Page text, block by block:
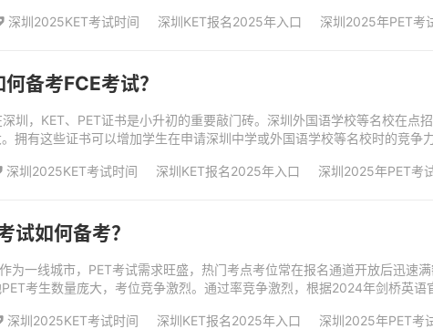
深圳2025KET考试时间 深圳KET报名2025年入口 深圳2025年PET考
备考FCE考试？
圳，KET、PET证书是小升初的重要敲门砖。深圳外国语学校等名校在点
拥有这些证书可以增加学生在申请深圳中学或外国语学校等名校时的竞争
深圳2025KET考试时间 深圳KET报名2025年入口 深圳2025年PET考
如何备考？
为一线城市，PET考试需求旺盛，热门考点考位常在报名通道开放后迅速
考生数量庞大，考位竞争激烈。通过率竞争激烈，根据2024年剑桥英语
深圳2025KET考试时间 深圳KET报名2025年入口 深圳2025年PET考